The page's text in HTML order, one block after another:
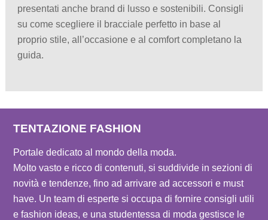
presentati anche brand di lusso e sostenibili. Consigli
su come scegliere il bracciale perfetto in base al
proprio stile, all’occasione e al comfort completano la
guida.
TENTAZIONE FASHION
Portale dedicato al mondo della moda.
Molto vasto e ricco di contenuti, si suddivide in sezioni di
novità e tendenze, fino ad arrivare ad accessori e must
have. Un team di esperte si occupa di fornire consigli utili
e fashion ideas, e una studentessa di moda gestisce le